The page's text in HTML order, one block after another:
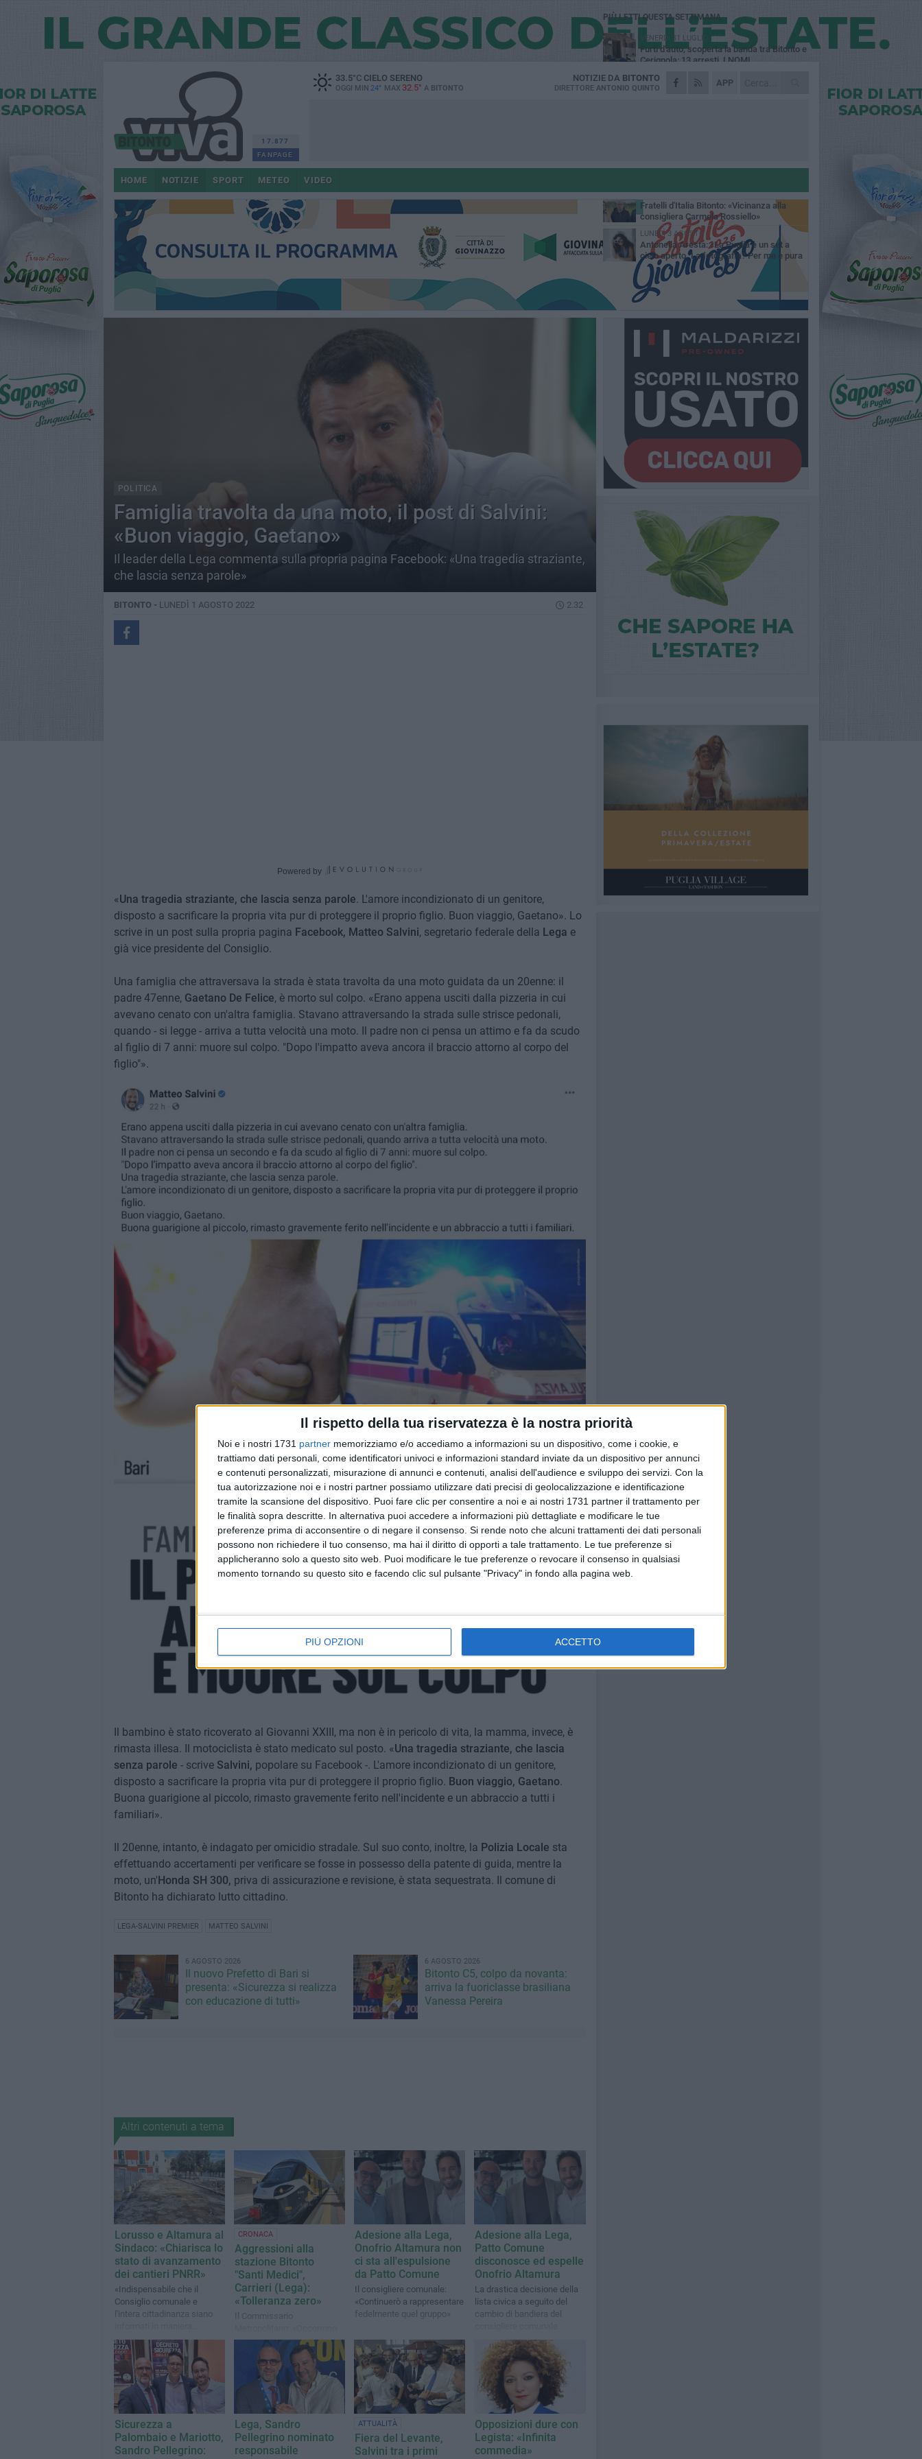
Il rispetto della tua riservatezza è la nostra priorità
Noi e i nostri 1731 partner memorizziamo e/o accediamo a informazioni su un dispositivo, come i cookie, e
trattiamo dati personali, come identificatori univoci e informazioni standard inviate da un dispositivo per annunci
e contenuti personalizzati, misurazione di annunci e contenuti, analisi dell'audience e sviluppo dei servizi. Con la
tua autorizzazione noi e i nostri partner possiamo utilizzare dati precisi di geolocalizzazione e identificazione
tramite la scansione del dispositivo. Puoi fare clic per consentire a noi e ai nostri 1731 partner il trattamento per
le finalità sopra descritte. In alternativa puoi accedere a informazioni più dettagliate e modificare le tue
preferenze prima di acconsentire o di negare il consenso. Si rende noto che alcuni trattamenti dei dati personali
possono non richiedere il tuo consenso, ma hai il diritto di opporti a tale trattamento. Le tue preferenze si
applicheranno solo a questo sito web. Puoi modificare le tue preferenze o revocare il consenso in qualsiasi
momento tornando su questo sito e facendo clic sul pulsante "Privacy" in fondo alla pagina web.
PIÙ OPZIONI ACCETTO
17.877
FANPAGE
33.5°CCIELO SERENO
OGGI MIN 24° MAX 32.5° A BITONTO
APP
NOTIZIE DA BITONTO
DIRETTORE ANTONIO QUINTO
HOME NOTIZIE SPORT METEO VIDEO
POLITICA
Famiglia travolta da una moto, il post di Salvini:
«Buon viaggio, Gaetano»
Il leader della Lega commenta sulla propria pagina Facebook: «Una tragedia straziante,
che lascia senza parole»
BITONTO - LUNEDÌ 1 AGOSTO 2022 2.32
Powered by
«Una tragedia straziante, che lascia senza parole. L'amore incondizionato di un genitore,
disposto a sacrificare la propria vita pur di proteggere il proprio figlio. Buon viaggio, Gaetano». Lo
scrive in un post sulla propria pagina Facebook, Matteo Salvini, segretario federale della Lega e
già vice presidente del Consiglio.
Una famiglia che attraversava la strada è stata travolta da una moto guidata da un 20enne: il
padre 47enne, Gaetano De Felice, è morto sul colpo. «Erano appena usciti dalla pizzeria in cui
avevano cenato con un'altra famiglia. Stavano attraversando la strada sulle strisce pedonali,
quando - si legge - arriva a tutta velocità una moto. Il padre non ci pensa un attimo e fa da scudo
al figlio di 7 anni: muore sul colpo. "Dopo l'impatto aveva ancora il braccio attorno al corpo del
figlio"».
Il bambino è stato ricoverato al Giovanni XXIII, ma non è in pericolo di vita, la mamma, invece, è
rimasta illesa. Il motociclista è stato medicato sul posto. «Una tragedia straziante, che lascia
senza parole - scriveSalvini, popolare su Facebook -. L'amore incondizionato di un genitore,
disposto a sacrificare la propria vita pur di proteggere il proprio figlio. Buon viaggio, Gaetano.
Buona guarigione al piccolo, rimasto gravemente ferito nell'incidente e un abbraccio a tutti i
familiari».
Il 20enne, intanto, è indagato per omicidio stradale. Sul suo conto, inoltre, la Polizia Locale sta
effettuando accertamenti per verificare se fosse in possesso della patente di guida, mentre la
moto, un' Honda SH 300, priva di assicurazione e revisione, è stata sequestrata. Il comune di
Bitonto ha dichiarato lutto cittadino.
LEGA-SALVINI PREMIER MATTEO SALVINI
6 AGOSTO 2026
Il nuovo Prefetto di Bari si
presenta: «Sicurezza si realizza
con educazione di tutti»
6 AGOSTO 2026
Bitonto C5, colpo da novanta:
arriva la fuoriclasse brasiliana
Vanessa Pereira
Altri contenuti a tema
Lorusso e Altamura al
Sindaco: «Chiarisca lo
stato di avanzamento
dei cantieri PNRR»
«Indispensabile che il
Consiglio comunale e
l'intera cittadinanza siano
puntuale sul rispetto delle
scadenze previste»
CRONACA
Aggressioni alla
stazione Bitonto
"Santi Medici",
Carrieri (Lega):
«Tolleranza zero»
Il Commissario
periodici controlli di polizia
sui treni»
Adesione alla Lega,
Onofrio Altamura non
ci sta all'espulsione
da Patto Comune
Il consigliere comunale:
«Continuerò a rappresentare
fedelmente quel gruppo»
Adesione alla Lega,
Patto Comune
disconosce ed espelle
Onofrio Altamura
La drastica decisione della
lista civica a seguito del
cambio di bandiera del
Sicurezza a
Palombaio e Mariotto,
Sandro Pellegrino:
Lega, Sandro
Pellegrino nominato
responsabile
ATTUALITÀ
Fiera del Levante,
Salvini tra i primi
Opposizioni dure con
Legista: «Infinita
commedia»
PIÙ LETTI QUESTA SETTIMANA
VENERDÌ 31 LUGLIO
Furti d'auto, scoperta la banda tra Bitonto e
Cerignola: 13 arresti, I NOMI
MARTEDÌ 4 AGOSTO
Armati di bastoni fuggono con l'incasso,
"Case a un euro", Comune chiama a
DOMENICA 2 AGOSTO
Fratelli d'Italia Bitonto: «Vicinanza alla
consigliera Carmela Rossiello»
LUNEDÌ 3 AGOSTO
Antonella Aresta: «La Puglia è un set a
cielo aperto. La fotografia? Per me è pura